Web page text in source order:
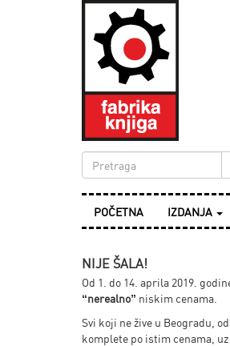
POČETNA IZDANJA
NIJE ŠALA!
Od 1. do 14. aprila 2019.
“nerealno” niskim cenama.
Svi koji ne žive u Beogradu,
komplete po istim cenama,